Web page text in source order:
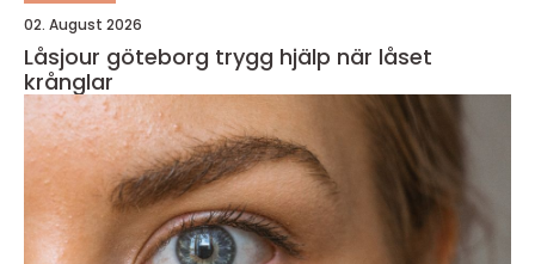
02. August 2026
Låsjour göteborg trygg hjälp när låset
krånglar